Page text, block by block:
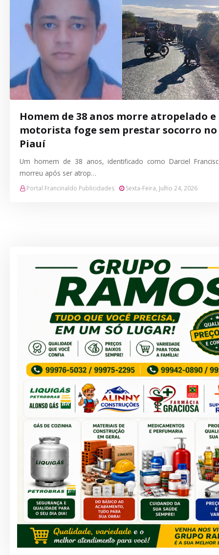
Homem de 38 anos morre atropelado e
motorista foge sem prestar socorro no
Piauí
Um homem de 38 anos, identificado como Darciel
morreu após ser atrop…
Portal Francinaldo Publicidades Sexta-Feira, Julho 24, 2026